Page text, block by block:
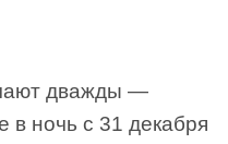
дважды —
в ночь с 31 декабря